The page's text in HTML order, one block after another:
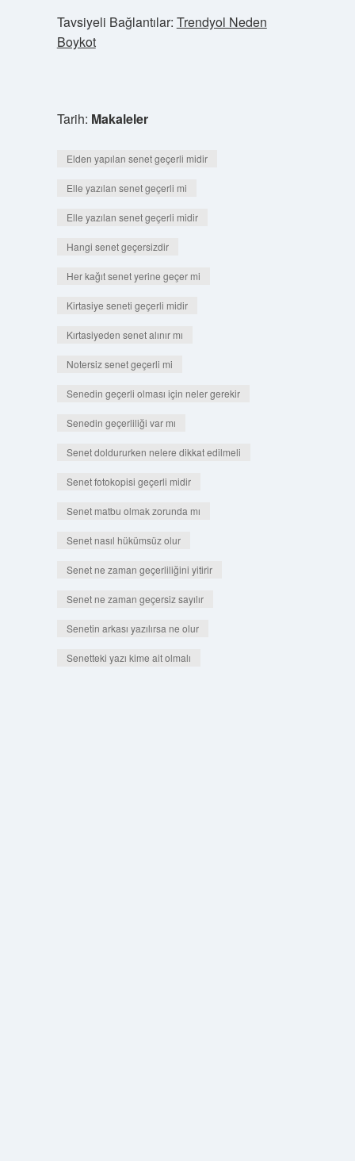
Tavsiyeli Bağlantılar: Trendyol Neden
Boykot
Tarih: Makaleler
Elden yapılan senet geçerli midir
Elle yazılan senet geçerli mi
Elle yazılan senet geçerli midir
Hangi senet geçersizdir
Her kağıt senet yerine geçer mi
Kirtasiye seneti geçerli midir
Kırtasiyeden senet alınır mı
Notersiz senet geçerli mi
Senedin geçerli olması için neler gerekir
Senedin geçerliliği var mı
Senet doldururken nelere dikkat edilmeli
Senet fotokopisi geçerli midir
Senet matbu olmak zorunda mı
Senet nasıl hükümsüz olur
Senet ne zaman geçerliliğini yitirir
Senet ne zaman geçersiz sayılır
Senetin arkası yazılırsa ne olur
Senetteki yazı kime ait olmalı